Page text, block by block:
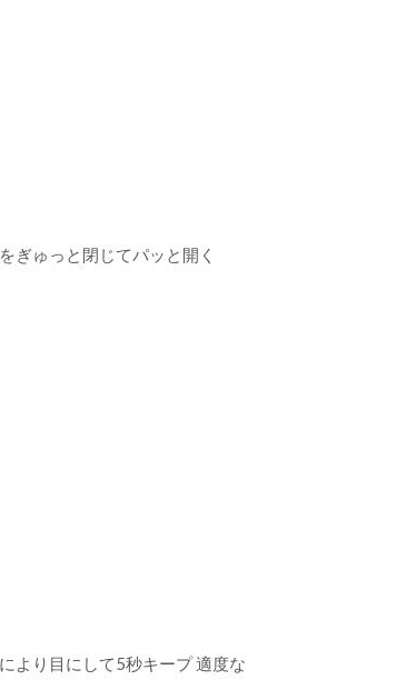
ぎゅっと閉じてパッと開く
より目にして5秒キープ 適度な